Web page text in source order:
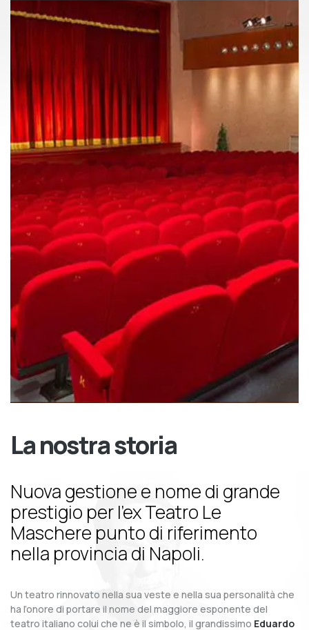
La nostra storia
Nuova gestione e nome di grande
prestigio per l’ex Teatro Le
Maschere punto di riferimento
nella provincia di Napoli.
Un teatro rinnovato nella sua veste e nella sua personalità che
ha l’onore di portare il nome del maggiore esponente del
teatro italiano colui che ne è il simbolo, il grandissimo Eduardo